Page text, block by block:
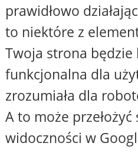
prawidłowo
to niektóre z
Twoja strona będzie
funkcjonalna dla
zrozumiała dla
A to może
widoczności w